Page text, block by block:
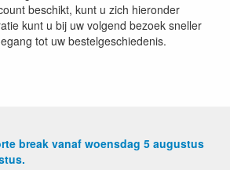
beschikt, kunt u zich hieronder
kunt u bij uw volgend bezoek sneller
tot uw bestelgeschiedenis.
break vanaf woensdag 5 augustus